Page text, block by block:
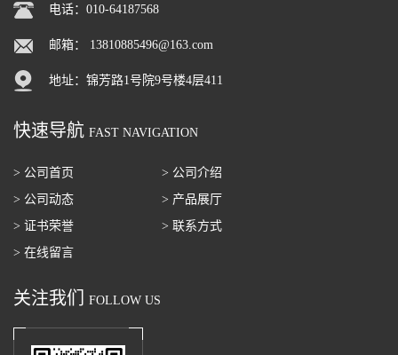
电话：010-64187568
邮箱： 13810885496@163.com
地址：锦芳路1号院9号楼4层411
快速导航 FAST NAVIGATION
> 公司首页
> 公司介绍
> 公司动态
> 产品展厅
> 证书荣誉
> 联系方式
> 在线留言
关注我们 FOLLOW US